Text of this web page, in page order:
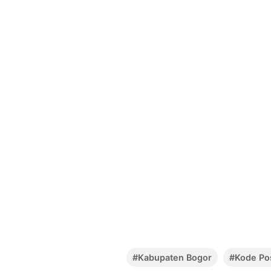
#Kabupaten Bogor #Kode